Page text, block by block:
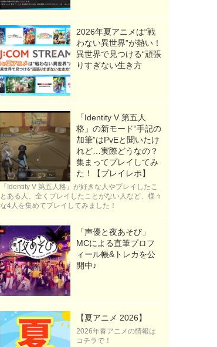
2026年夏アニメは“戦
わない異世界”が熱い！
異世界で見つける“頑張
りすぎない生き方
「Identity V 第五人
格」の新モード“手記の
加筆”はPvEと聞いたけ
れど…実際どうなの？
集まってプレイしてみ
た！【プレイレポ】
『Identity V 第五人格』が好きな人やプレイしたこ
とある人、全くプレイしたことがない人など、様々
な4人を集めてプレイしてみました！
「声優と夜あそび」
MCによる直筆プロフ
ィール帳&トレカを公
開中♪
【夏アニメ 2026】
2026年春アニメの情報は
コチラで！